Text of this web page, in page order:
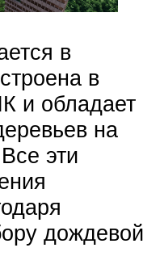
в
в
и обладает
на
эти
дождевой